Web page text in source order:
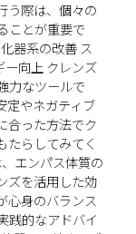
う際は、個々の
ことが重要で
器系の改善 ス
ー向上 クレンズ
力なツールで
定やネガティブ
合った方法でク
たらしてみてく
エンパス体質の
ズを活用した効
心身のバランス
践的なアドバイ